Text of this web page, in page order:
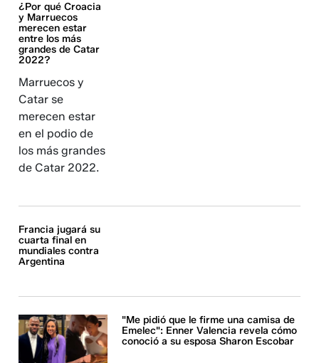
¿Por qué Croacia
y Marruecos
merecen estar
entre los más
grandes de Catar
2022?
Marruecos y
Catar se
merecen estar
en el podio de
los más grandes
de Catar 2022.
Francia jugará su
cuarta final en
mundiales contra
Argentina
"Me pidió que le firme una camisa de
Emelec": Enner Valencia revela cómo
conoció a su esposa Sharon Escobar